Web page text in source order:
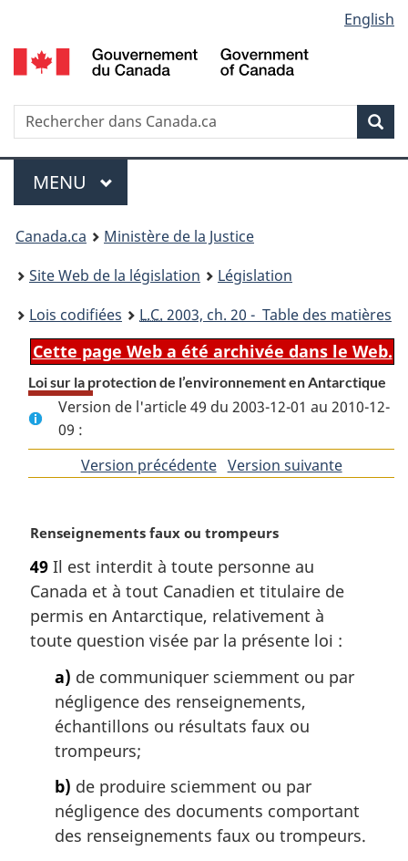
au
contenu
propos
de
la
HTML
simplifiée
selection
English
Recherche
Menu
MENU PRINCIPAL
You
are
here:
Canada.ca
Ministère de la Justice
Site Web de la législation
Législation
Lois codifiées
L.C. 2003, ch. 20 - Table des matières
Cette page Web a été archivée dans le Web.
Loi sur la protection de l’environnement en Antarctique
Version de l'article 49 du 2003-12-01 au 2010-12-
09 :
Version précédentedeVersion suivantede
N
t
e
m
a
Renseignements faux ou trompeurs
49 Il est interdit à toute personne au
Canada et à tout Canadien et titulaire de
permis en Antarctique, relativement à
toute question visée par la présente loi :
a) de communiquer sciemment ou par
négligence des renseignements,
échantillons ou résultats faux ou
trompeurs;
b) de produire sciemment ou par
négligence des documents comportant
des renseignements faux ou trompeurs.